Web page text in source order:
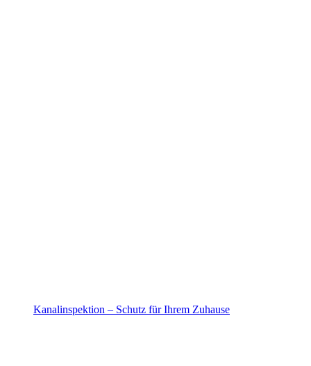
Kanalinspektion – Schutz für Ihrem Zuhause